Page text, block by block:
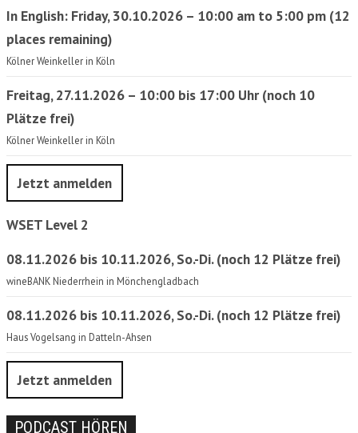
In English: Friday, 30.10.2026 – 10:00 am to 5:00 pm (12
places remaining)
Kölner Weinkeller in Köln
Freitag, 27.11.2026 – 10:00 bis 17:00 Uhr (noch 10
Plätze frei)
Kölner Weinkeller in Köln
Jetzt anmelden
WSET Level 2
08.11.2026 bis 10.11.2026, So.-Di. (noch 12 Plätze frei)
wineBANK Niederrhein in Mönchengladbach
08.11.2026 bis 10.11.2026, So.-Di. (noch 12 Plätze frei)
Haus Vogelsang in Datteln-Ahsen
Jetzt anmelden
PODCAST HÖREN